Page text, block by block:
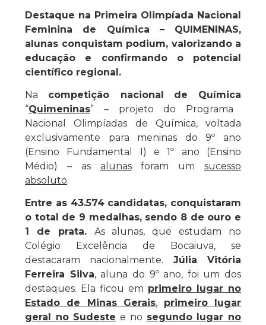
Destaque na Primeira Olimpíada Nacional
Feminina de Química – QUIMENINAS,
alunas conquistam podium, valorizando a
educação e confirmando o potencial
científico regional.
Na competição nacional
de Química
“Quimeninas” – projeto do Programa
Nacional Olimpíadas de Química, voltada
exclusivamente para meninas do 9º ano
(Ensino Fundamental I) e 1º ano (Ensino
Médio) – as alunasforam um sucesso
absoluto.
Entre as 43.574 candidatas, conquistaram
o total de 9 medalhas, sendo 8 de ouro e
1 de prata. As alunas, que estudam no
Colégio Excelência de Bocaiuva, se
destacaram nacionalmente. Júlia Vitória
Ferreira Silva, aluna do 9º ano, foi um dos
destaques. Ela ficou em primeiro lugar no
Estado de Minas Gerais, primeiro lugar
geral no Sudeste e no segundo lugar no